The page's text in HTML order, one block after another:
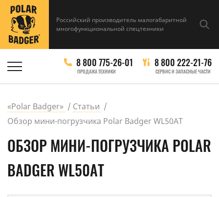
Российский производитель малогабаритной
многофункциональной спецтехники
8 800 775-26-01
ПРОДАЖА ТЕХНИКИ
8 800 222-21-76
СЕРВИС И ЗАПАСНЫЕ ЧАСТИ
«Polar Badger»
Статьи
Обзор мини-погрузчика Polar Badger WL50АT
ОБЗОР МИНИ-ПОГРУЗЧИКА POLAR
BADGER WL50АT